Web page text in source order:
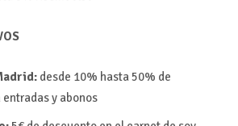
desde 10% hasta 50% de
y abonos